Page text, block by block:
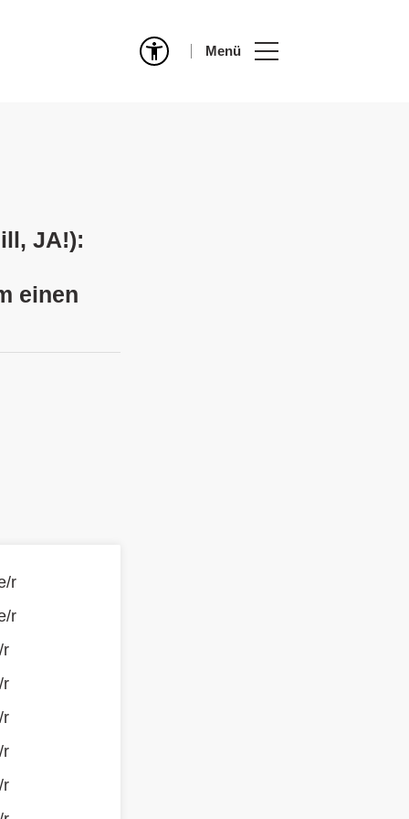
Menü
JA!):
einen
r
r
r
r
r
r
r